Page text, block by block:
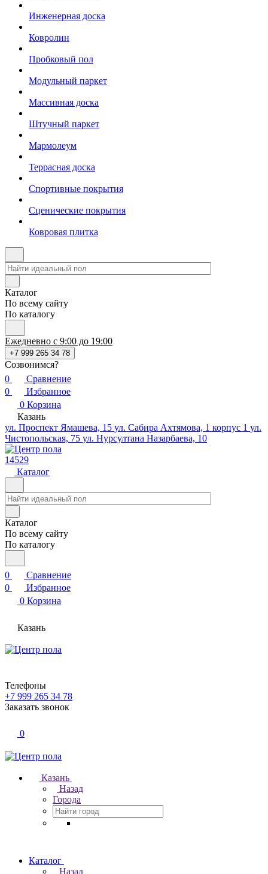
Инженерная доска
Ковролин
Пробковый пол
Модульный паркет
Массивная доска
Штучный паркет
Мармолеум
Террасная доска
Спортивные покрытия
Сценические покрытия
Ковровая плитка
Каталог
По всему сайту
По каталогу
Ежедневно с 9:00 до 19:00
+7 999 265 34 78
Созвонимся?
0
Сравнение
0
Избранное
0 Корзина
Казань
ул. Проспект Ямашева, 15 ул. Сабира Ахтямова, 1 корпус 1 ул.
Чистопольская, 75 ул. Нурсултана Назарбаева, 10
14529
Каталог
Каталог
По всему сайту
По каталогу
0
Сравнение
0
Избранное
0 Корзина
Казань
Телефоны
+7 999 265 34 78
Заказать звонок
0
Казань
Назад
Города
Каталог
Назад